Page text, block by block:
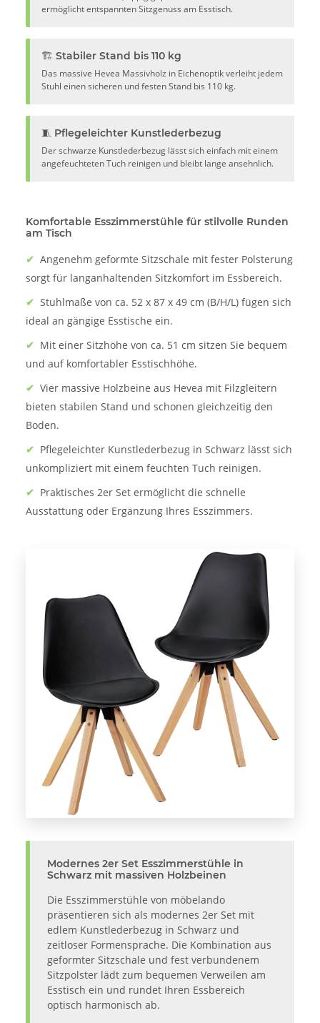
ermöglicht entspannten Sitzgenuss am Esstisch.
🏗️ Stabiler Stand bis 110 kg
Das massive Hevea Massivholz in Eichenoptik verleiht jedem
Stuhl einen sicheren und festen Stand bis 110 kg.
🧵 Pflegeleichter Kunstlederbezug
Der schwarze Kunstlederbezug lässt sich einfach mit einem
angefeuchteten Tuch reinigen und bleibt lange ansehnlich.
Komfortable Esszimmerstühle für stilvolle Runden
am Tisch
✔ Angenehm geformte Sitzschale mit fester Polsterung
sorgt für langanhaltenden Sitzkomfort im Essbereich.
✔ Stuhlmaße von ca. 52 x 87 x 49 cm (B/H/L) fügen sich
ideal an gängige Esstische ein.
✔ Mit einer Sitzhöhe von ca. 51 cm sitzen Sie bequem
und auf komfortabler Esstischhöhe.
✔ Vier massive Holzbeine aus Hevea mit Filzgleitern
bieten stabilen Stand und schonen gleichzeitig den
Boden.
✔ Pflegeleichter Kunstlederbezug in Schwarz lässt sich
unkompliziert mit einem feuchten Tuch reinigen.
✔ Praktisches 2er Set ermöglicht die schnelle
Ausstattung oder Ergänzung Ihres Esszimmers.
Modernes 2er Set Esszimmerstühle in
Schwarz mit massiven Holzbeinen
Die Esszimmerstühle von möbelando
präsentieren sich als modernes 2er Set mit
edlem Kunstlederbezug in Schwarz und
zeitloser Formensprache. Die Kombination aus
geformter Sitzschale und fest verbundenem
Sitzpolster lädt zum bequemen Verweilen am
Esstisch ein und rundet Ihren Essbereich
optisch harmonisch ab.